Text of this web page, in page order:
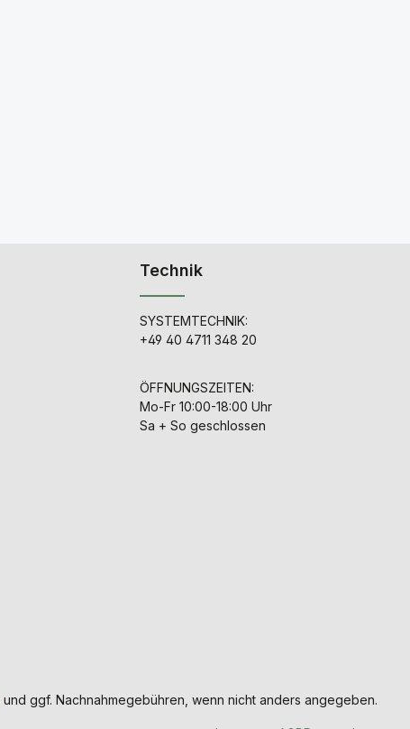
Technik
SYSTEMTECHNIK:
+49 40 4711 348 20
ÖFFNUNGSZEITEN:
Mo-Fr 10:00-18:00 Uhr
Sa + So geschlossen
und ggf. Nachnahmegebühren, wenn nicht anders angegeben.